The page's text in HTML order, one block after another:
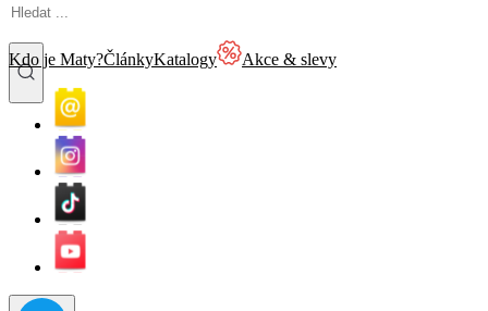
Kdo je Maty?ČlánkyKatalogy Akce & slevy